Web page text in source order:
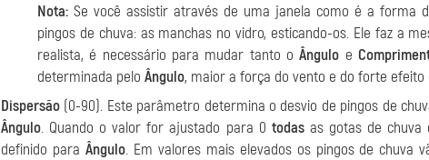
Nota: Se você assistir através de uma janela como é a forma
pingos de chuva: as manchas no vidro, esticando-os. Ele faz a
realista, é necessário para mudar tanto oÂngulo e
determinada pelo Ângulo, maior a força do vento e do forte efeito
Dispersão (0-90). Este parâmetro determina o desvio de pingos de
Ângulo. Quando o valor for ajustado para 0 todasas gotas de chuva
definido para Ângulo. Em valores mais elevados os pingos de chuva